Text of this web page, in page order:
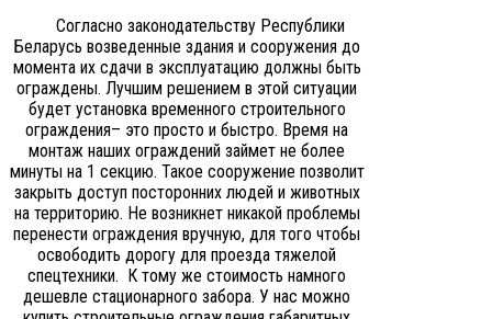
Согласно законодательству Республики
Беларусь возведенные здания и сооружения до
момента их сдачи в эксплуатацию должны быть
ограждены. Лучшим решением в этой ситуации
будет установка временного строительного
ограждения– это просто и быстро. Время на
монтаж наших ограждений займет не более
минуты на 1 секцию. Такое сооружение позволит
закрыть доступ посторонних людей и животных
на территорию. Не возникнет никакой проблемы
перенести ограждения вручную, для того чтобы
освободить дорогу для проезда тяжелой
спецтехники. К тому же стоимость намного
дешевле стационарного забора. У нас можно